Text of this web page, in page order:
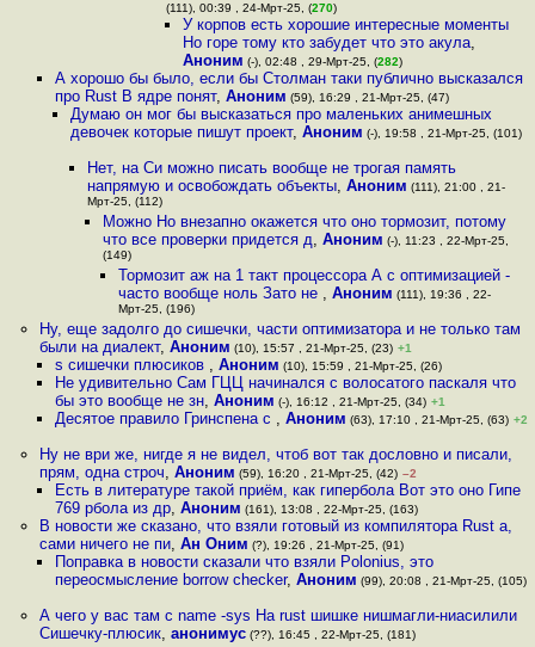
(111), 00:39 , 24-Мрт-25, (270)
У корпов есть хорошие интересные моменты
Но горе тому кто забудет что это акула,
Аноним (-), 02:48 , 29-Мрт-25, (282)
А хорошо бы было, если бы Столман таки публично высказался
про Rust В ядре понят, Аноним (59), 16:29 , 21-Мрт-25, (47)
Думаю он мог бы высказаться про маленьких анимешных
девочек которые пишут проект,Аноним (-), 19:58 , 21-Мрт-25, (101)
Нет, на Си можно писать вообще не трогая память
напрямую и освобождать объекты, Аноним (111), 21:00 , 21-
Мрт-25, (112)
Можно Но внезапно окажется что оно тормозит, потому
что все проверки придется д, Аноним (-), 11:23 , 22-Мрт-25,
(149)
Тормозит аж на 1 такт процессора А с оптимизацией -
часто вообще ноль Зато не ,Аноним (111), 19:36 , 22-
Мрт-25, (196)
Ну, еще задолго до сишечки, части оптимизатора и не только там
были на диалект, Аноним (10), 15:57 , 21-Мрт-25, (23) +1
s сишечки плюсиков , Аноним (10), 15:59 , 21-Мрт-25, (26)
Не удивительно Сам ГЦЦ начинался с волосатого паскаля что
бы это вообще не зн, Аноним (-), 16:12 , 21-Мрт-25, (34) +1
Десятое правило Гринспена с , Аноним (63), 17:10 , 21-Мрт-25, (63) +2
Ну не ври же, нигде я не видел, чтоб вот так дословно и писали,
прям, одна строч, Аноним (59), 16:20 , 21-Мрт-25, (42) –2
Есть в литературе такой приём, как гипербола Вот это оно Гипе
769 рбола из др, Аноним (161), 13:08 , 22-Мрт-25, (163)
В новости же сказано, что взяли готовый из компилятора Rust а,
сами ничего не пи, Ан Оним (?), 19:26 , 21-Мрт-25, (91)
Поправка в новости сказали что взяли Polonius, это
переосмысление borrow checker, Аноним (99), 20:08 , 21-Мрт-25, (105)
А чего у вас там с name -sys На rust шишке нишмагли-ниасилили
Сишечку-плюсик, анонимус(??), 16:45 , 22-Мрт-25, (181)